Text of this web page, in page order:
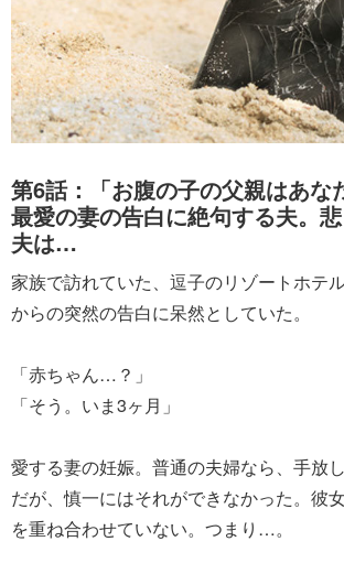
第6話：「お腹の子の父親はあな
最愛の妻の告白に絶句する夫。
夫は…
家族で訪れていた、逗子のリゾートホテ
からの突然の告白に呆然としていた。
「赤ちゃん…？」
「そう。いま3ヶ月」
愛する妻の妊娠。普通の夫婦なら、手放
だが、慎一にはそれができなかった。彼
を重ね合わせていない。つまり…。